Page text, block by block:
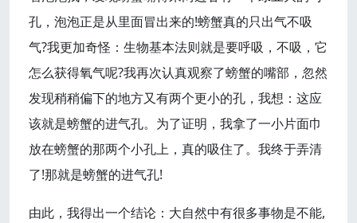
孔，泡泡正是从里面冒出来的!螃蟹真的只出气不吸
气?我更加奇怪：生物基本法则就是要呼吸，不吸，它
怎么获得氧气呢?我再次认真观察了螃蟹的嘴部，忽然
发现稍稍偏下的地方又有两个更小的孔，我想：这应
该就是螃蟹的进气孔。为了证明，我拿了一小片面巾
放在螃蟹的那两个小孔上，真的吸住了。我终于弄清
了!那就是螃蟹的进气孔!
由此，我得出一个结论：大自然中有很多事物是不能,